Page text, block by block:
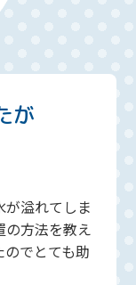
が
溢れてしま
の方法を教え
でとても助